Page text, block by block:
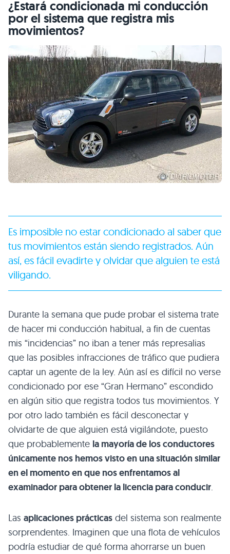
¿Estará condicionada mi conducción
por el sistema que registra mis
movimientos?
Es imposible no estar condicionado al saber que
tus movimientos están siendo registrados. Aún
así, es fácil evadirte y olvidar que alguien te está
viligando.
Durante la semana que pude probar el sistema trate
de hacer mi conducción habitual, a fin de cuentas
mis “incidencias” no iban a tener más represalias
que las posibles infracciones de tráfico que pudiera
captar un agente de la ley. Aún así es difícil no verse
condicionado por ese “Gran Hermano” escondido
en algún sitio que registra todos tus movimientos. Y
por otro lado también es fácil desconectar y
olvidarte de que alguien está vigilándote, puesto
que probablemente la mayoría de los conductores
únicamente nos hemos visto en una situación similar
en el momento en que nos enfrentamos al
examinador para obtener la licencia para conducir.
Las aplicaciones prácticas del sistema son realmente
sorprendentes. Imaginen que una flota de vehículos
podría estudiar de qué forma ahorrarse un buen